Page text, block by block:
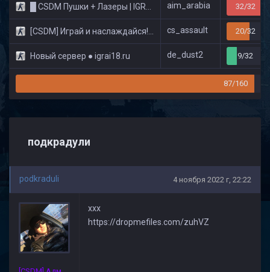
█ CSDM Пушки + Лазеры | IGRAI18.RU ツ █ aim_arabia 32/32
[CSDM] Играй и наслаждайся! © Classic cs_assault 20/32
Новый сервер ● igrai18.ru de_dust2 9/32
87/160
подкрадули
podkraduli 4 ноября 2022 г, 22:22
ххх
https://dropmefiles.com/zuhVZ